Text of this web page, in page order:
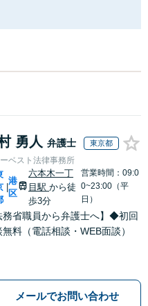
勇人 弁護士 東京都
ベスト法律事務所
港
区
六本木一丁
目駅 から徒
歩3分
営業時間：09:0
0~23:00（平
日）
務省職員から弁護士へ】◆初回
料（電話相談・WEB面談）
メールでお問い合わせ